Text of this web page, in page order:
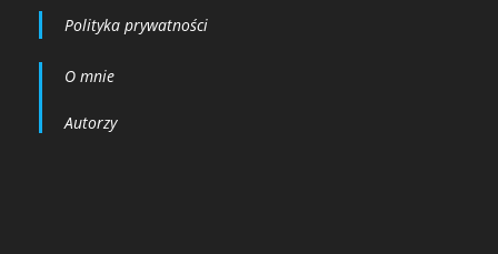
Polityka prywatności
O mnie
Autorzy